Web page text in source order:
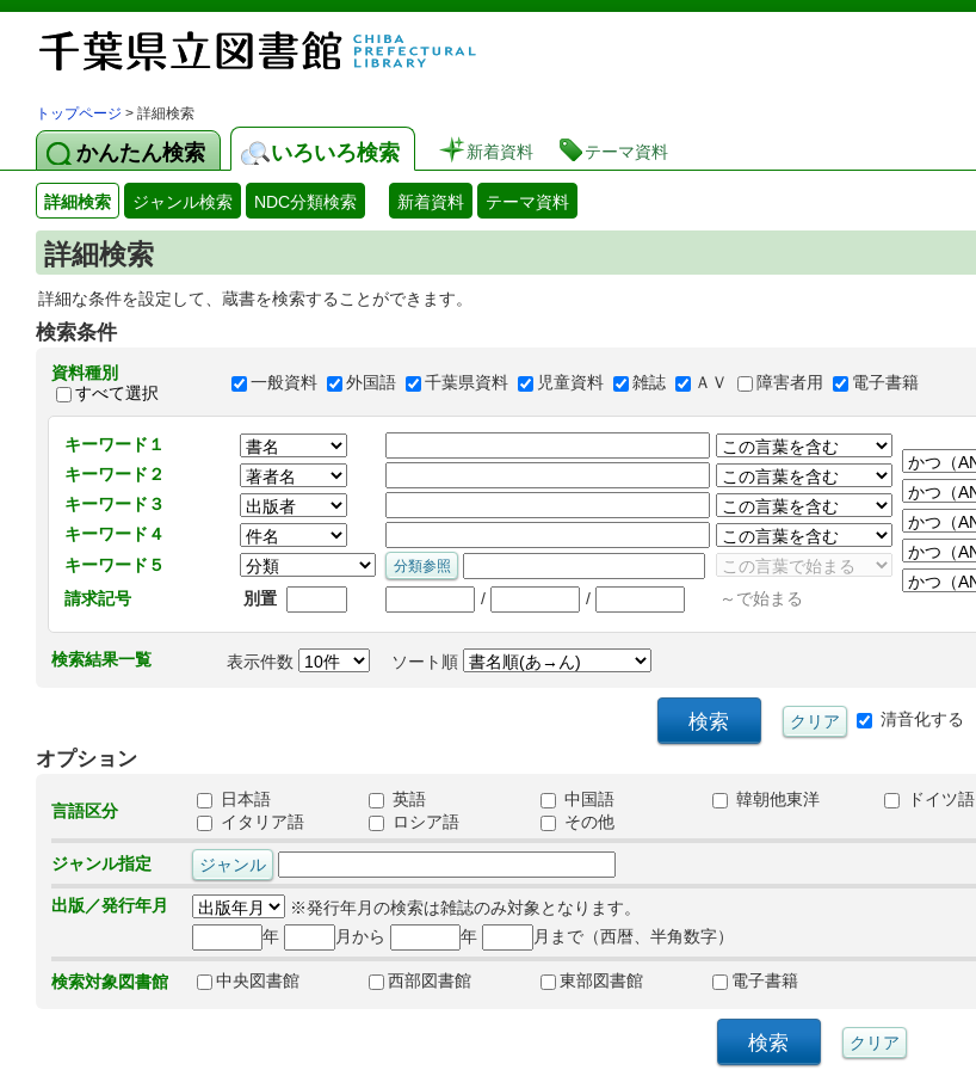
図書館 蔵書検索・予約システム
トップページ > 詳細検索
かんたん検索 いろいろ検索 新着資料 テーマ資料
詳細検索 ジャンル検索 NDC分類検索 新着資料 テーマ資料
詳細検索
詳細な条件を設定して、蔵書を検索することができます。
検索条件
資料種別
すべて選択
一般資料 外国語 千葉県資料 児童資料 雑誌 ＡＶ 障害者用 電子書籍
キーワード１
キーワード２
キーワード３
キーワード４
キーワード５
請求記号
別置 / / ～で始まる
検索結果一覧 表示件数 ソート順
清音化する
オプション
言語区分
日本語 英語 中国語 韓朝他東洋 ドイツ語
イタリア語
ロシア語 その他
ジャンル指定
出版／発行年月
※発行年月の検索は雑誌のみ対象となります。
年
月から 年 月まで（西暦、半角数字）
検索対象図書館 中央図書館 西部図書館 東部図書館 電子書籍